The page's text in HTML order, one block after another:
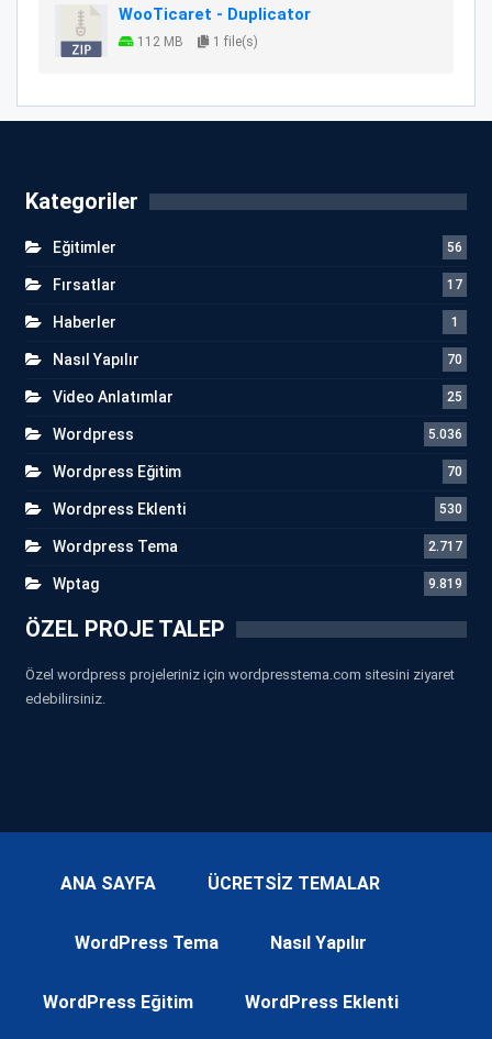
WooTicaret - Duplicator
112 MB 1 file(s)
Kategoriler
Eğitimler 56
Fırsatlar 17
Haberler 1
Nasıl Yapılır 70
Video Anlatımlar 25
Wordpress 5.036
Wordpress Eğitim 70
Wordpress Eklenti 530
Wordpress Tema 2.717
Wptag 9.819
ÖZEL PROJE TALEP
Özel wordpress projeleriniz için wordpresstema.com sitesini ziyaret
edebilirsiniz.
ANA SAYFA ÜCRETSİZ TEMALAR
WordPress Tema Nasıl Yapılır
WordPress Eğitim WordPress Eklenti